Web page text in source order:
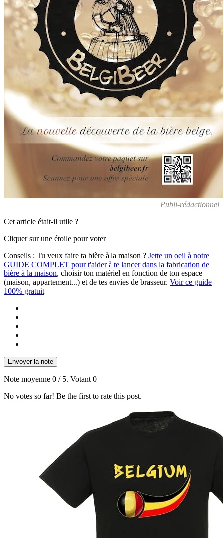
Publi-rédactionnel
Cet article était-il utile ?
Cliquer sur une étoile pour voter
Conseils : Tu veux faire ta bière à la maison ? Jette un oeil à notre
GUIDE COMPLET pour t'aider à te lancer dans la fabrication de
bière à la maison, choisir ton matériel en fonction de ton espace
(maison, appartement...) et de tes envies de brasseur. Voir ce guide
100% gratuit
Envoyer la note
Note moyenne 0 / 5. Votant 0
No votes so far! Be the first to rate this post.